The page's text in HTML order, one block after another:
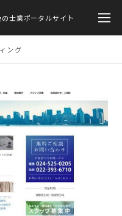
士業ポータルサイト
ング